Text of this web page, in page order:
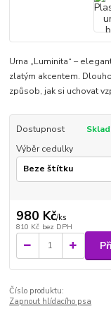
Urna „Luminita“ –
zlatým akcentem.
způsob, jak si uchovat
Dostupnost
Výběr cedulky
980 Kč/ks
810 Kč bez DPH
Číslo produktu:
Zapnout hlídacího psa